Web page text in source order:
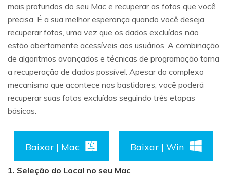
mais profundos do seu Mac e recuperar as fotos que você
precisa. É a sua melhor esperança quando você deseja
recuperar fotos, uma vez que os dados excluídos não
estão abertamente acessíveis aos usuários. A combinação
de algoritmos avançados e técnicas de programação torna
a recuperação de dados possível. Apesar do complexo
mecanismo que acontece nos bastidores, você poderá
recuperar suas fotos excluídas seguindo três etapas
básicas.
Baixar | Mac Baixar | Win
1. Seleção do Local no seu Mac